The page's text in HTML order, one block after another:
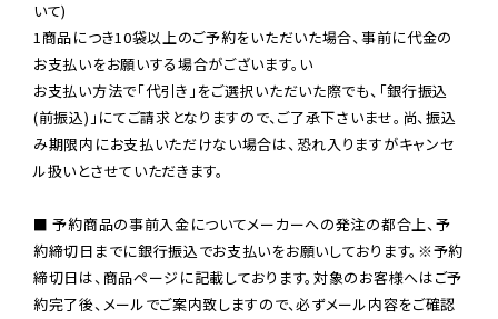
いて)
1商品につき10袋以上のご予約をいただいた場合、事前に代金の
お支払いをお願いする場合がございます。い
お支払い方法で「代引き」をご選択いただいた際でも、「銀行振込
(前振込)」にてご請求となりますので、ご了承下さいませ。尚、振込
み期限内にお支払いただけない場合は、恐れ入りますがキャンセ
ル扱いとさせていただきます。
■ 予約商品の事前入金についてメーカーへの発注の都合上、予
約締切日までに銀行振込でお支払いをお願いしております。※予約
締切日は、商品ページに記載しております。対象のお客様へはご予
約完了後、メールでご案内致しますので、必ずメール内容をご確認